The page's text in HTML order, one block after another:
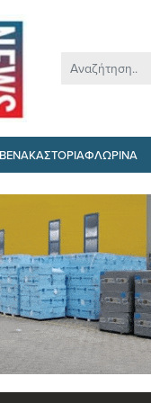
ΚΑΣΤΟΡΙΑΦΛΩΡΙΝΑ